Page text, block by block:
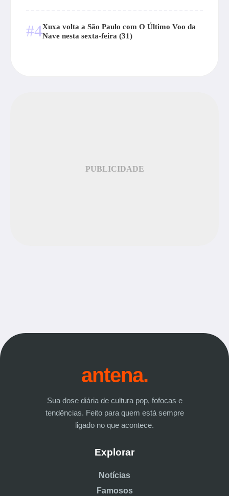
#4Xuxa volta a São Paulo com O Último Voo da
Nave nesta sexta-feira (31)
PUBLICIDADE
antena.
Sua dose diária de cultura pop, fofocas e
tendências. Feito para quem está sempre
ligado no que acontece.
Explorar
Notícias
Famosos